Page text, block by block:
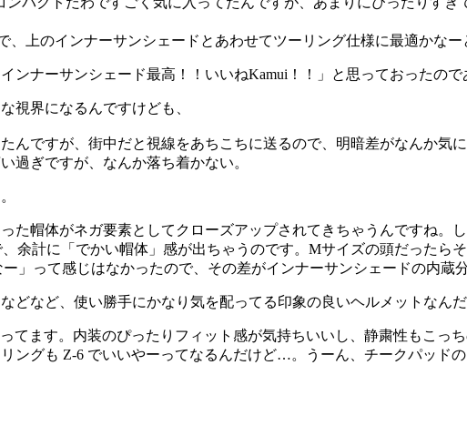
上のインナーサンシェードとあわせてツーリング仕様に最適かなー
ンナーサンシェード最高！！いいねKamui！！」と思っておったので
視界になるんですけども、
んですが、街中だと視線をあちこちに送るので、明暗差がなんか気
過ぎですが、なんか落ち着かない。
た帽体がネガ要素としてクローズアップされてきちゃうんですね。
余計に「でかい帽体」感が出ちゃうのです。Mサイズの頭だったら
」って感じはなかったので、その差がインナーサンシェードの内蔵
など、使い勝手にかなり気を配ってる印象の良いヘルメットなんだ
てます。内装のぴったりフィット感が気持ちいいし、静粛性もこっ
ングも Z-6 でいいやーってなるんだけど…。うーん、チークパッド